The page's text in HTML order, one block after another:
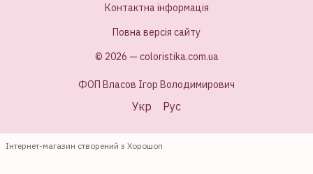
Контактна інформація
Повна версія сайту
© 2026 — coloristika.com.ua
ФОП Власов Ігор Володимирович
Укр Рус
Інтернет-магазин створений з Хорошоп